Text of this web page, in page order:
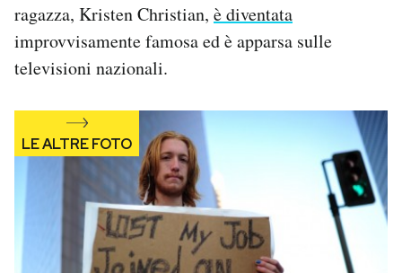
ragazza, Kristen Christian, è diventata
improvvisamente famosa ed è apparsa sulle
televisioni nazionali.